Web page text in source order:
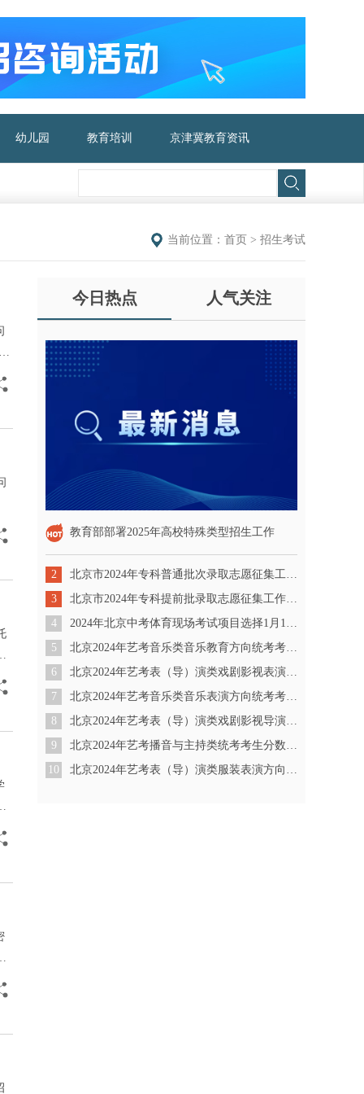
幼儿园 教育培训 京津冀教育资讯
当前位置： 首页 > 招生考试
今日热点 人气关注
教育部部署2025年高校特殊类型招生工作
2
北京市2024年专科普通批次录取志愿征集工作将于8月1日8时开始
3
北京市2024年专科提前批录取志愿征集工作将于7月29日8时开始
4
2024年北京中考体育现场考试项目选择1月15日起开始
5
北京2024年艺考音乐类音乐教育方向统考考生分数分布（本科）
6
北京2024年艺考表（导）演类戏剧影视表演方向统考考生分数分布（本科）
7
北京2024年艺考音乐类音乐表演方向统考考生分数分布（本科）
8
北京2024年艺考表（导）演类戏剧影视导演方向统考考生分数分布（本科）
9
北京2024年艺考播音与主持类统考考生分数分布（本科）
10
北京2024年艺考表（导）演类服装表演方向统考考生分数分布（本科）